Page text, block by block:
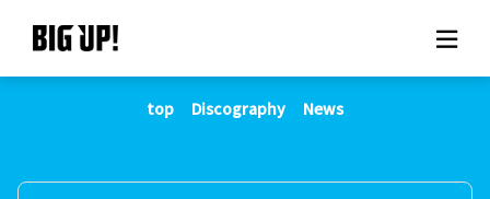
About BIG UP!
News
top Discography News